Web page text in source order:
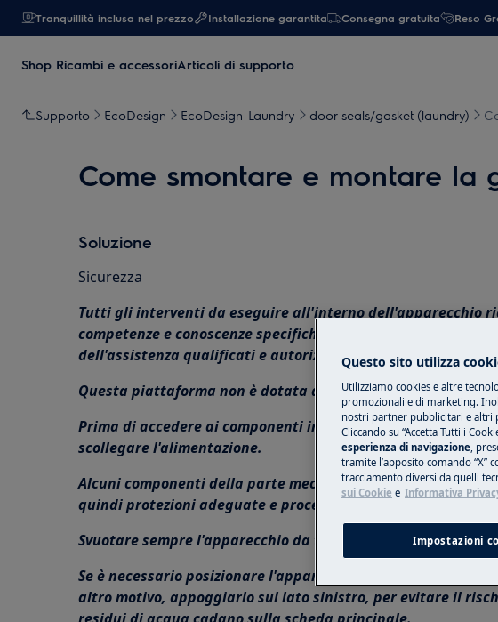
Tranquillità inclusa nel prezzo Installazione garantita Consegna gratuita Reso
Shop Ricambi e accessoriArticoli di supporto
Supporto EcoDesign EcoDesign-Laundry door seals/gasket (laundry)
Come smontare e montare la
Soluzione
Sicurezza
Tutti gli interventi da eseguire all'interno dell'apparecchio
competenze e conoscenze specifiche e possono essere
dell'assistenza qualificati e autorizzati
Questa piattaforma non è dotata di interruttore ON/OFF.
Prima di accedere ai componenti interni, staccare la spina
scollegare l'alimentazione.
Alcuni componenti della parte meccanica potrebbero
quindi protezioni adeguate e procedere con cautela.
Svuotare sempre l'apparecchio da tutta l'acqua prima di
Se è necessario posizionare l'apparecchio su un fianco per
altro motivo, appoggiarlo sul lato sinistro, per evitare il
Questo sito utilizza
Utilizziamo cookies e altre
promozionali e di marketing.
nostri partner pubblicitari e altri
Cliccando su “Accetta Tutti i
esperienza di navigazione,
tramite l’apposito comando “X”
tracciamento diversi da quelli
sui Cookie e Informativa
Impostazioni